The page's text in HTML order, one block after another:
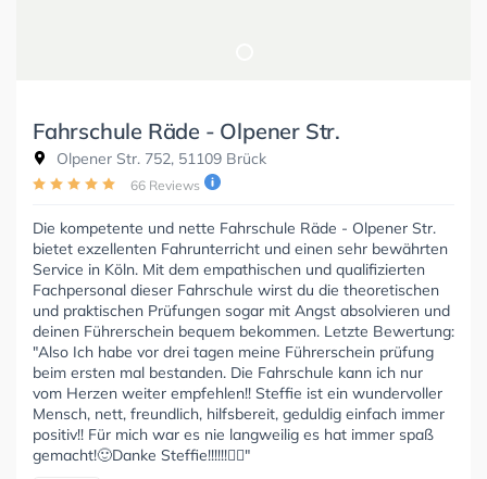
Fahrschule Räde - Olpener Str.
Olpener Str. 752, 51109 Brück
66 Reviews
Die kompetente und nette Fahrschule Räde - Olpener Str.
bietet exzellenten Fahrunterricht und einen sehr bewährten
Service in Köln. Mit dem empathischen und qualifizierten
Fachpersonal dieser Fahrschule wirst du die theoretischen
und praktischen Prüfungen sogar mit Angst absolvieren und
deinen Führerschein bequem bekommen. Letzte Bewertung:
"Also Ich habe vor drei tagen meine Führerschein prüfung
beim ersten mal bestanden. Die Fahrschule kann ich nur
vom Herzen weiter empfehlen!! Steffie ist ein wundervoller
Mensch, nett, freundlich, hilfsbereit, geduldig einfach immer
positiv!! Für mich war es nie langweilig es hat immer spaß
gemacht!🙂Danke Steffie!!!!!!🙋‍♀️"